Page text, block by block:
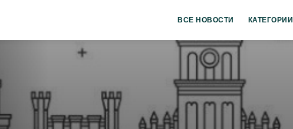
ВСЕ НОВОСТИ КАТЕГОРИИ